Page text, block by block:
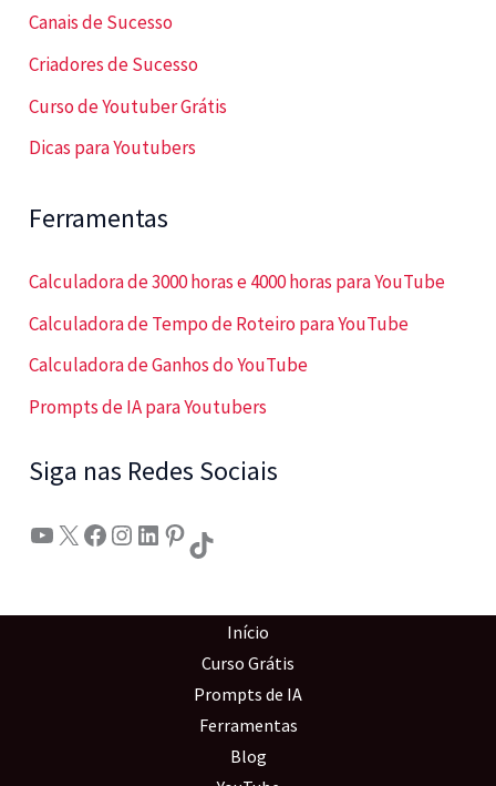
Canais de Sucesso
Criadores de Sucesso
Curso de Youtuber Grátis
Dicas para Youtubers
Ferramentas
Calculadora de 3000 horas e 4000 horas para YouTube
Calculadora de Tempo de Roteiro para YouTube
Calculadora de Ganhos do YouTube
Prompts de IA para Youtubers
Siga nas Redes Sociais
Youtube X Facebook Instagram LinkedIn Pinterest TikTok
Início
Curso Grátis
Prompts de IA
Ferramentas
Blog